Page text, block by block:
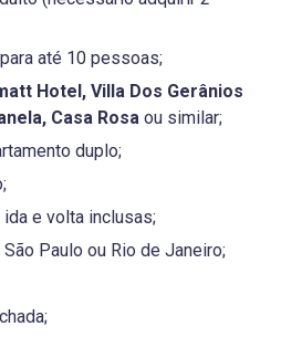
até 10 pessoas;
Hotel, Villa Dos Gerânios
Casa Rosa ou similar;
duplo;
e volta inclusas;
Paulo ou Rio de Janeiro;